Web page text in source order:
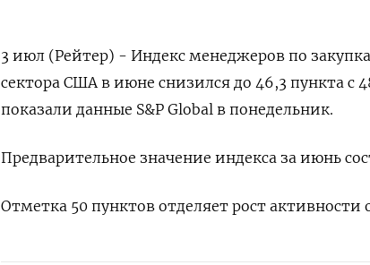
3 июл (Рейтер) - Индекс менеджеров по
сектора США в июне снизился до 46,3 пункта с
показали данные S&P Global в понедельник.
Предварительное значение индекса за июнь
Отметка 50 пунктов отделяет рост активности